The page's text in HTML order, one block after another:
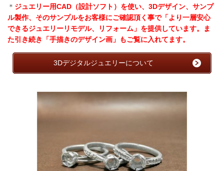
＊ ジュエリー用CAD（設計ソフト）を使い、3Dデザイン、サンプ
ル製作、そのサンプルをお客様にご確認頂く事で「より一層安心
できるジュエリーリモデル、リフォーム」を提供しています。ま
た引き続き「手描きのデザイン画」もご覧に入れてます。
3Dデジタルジュエリーについて